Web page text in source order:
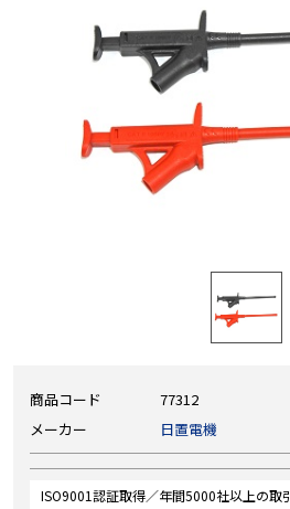
商品コード
77312
メーカー
日置電機
ISO9001認証取得／年間5000社以上の取